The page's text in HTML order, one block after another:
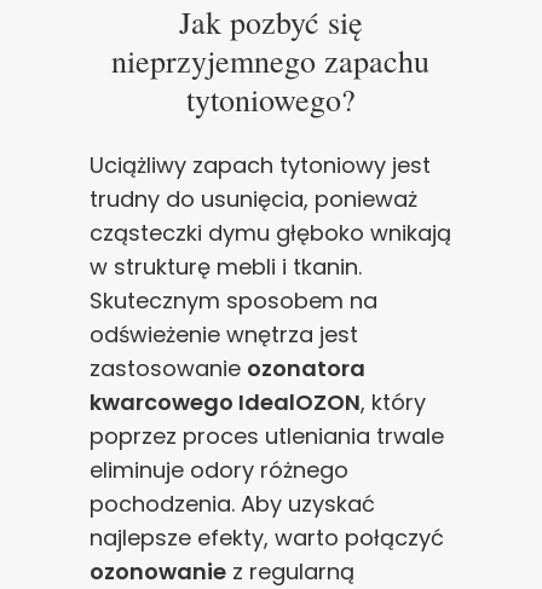
Jak pozbyć się
nieprzyjemnego zapachu
tytoniowego?
Uciążliwy zapach tytoniowy jest
trudny do usunięcia, ponieważ
cząsteczki dymu głęboko wnikają
w strukturę mebli i tkanin.
Skutecznym sposobem na
odświeżenie wnętrza jest
zastosowanie ozonatora
kwarcowego IdealOZON, który
poprzez proces utleniania trwale
eliminuje odory różnego
pochodzenia. Aby uzyskać
najlepsze efekty, warto połączyć
ozonowanie z regularną